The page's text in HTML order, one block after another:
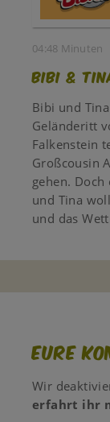
04:48 Minuten
Bibi &
Bibi und
Geländeritt
Falkenstein
Großcousin
gehen.
und Tina
und das
Eure
Wir
erfahrt ihr